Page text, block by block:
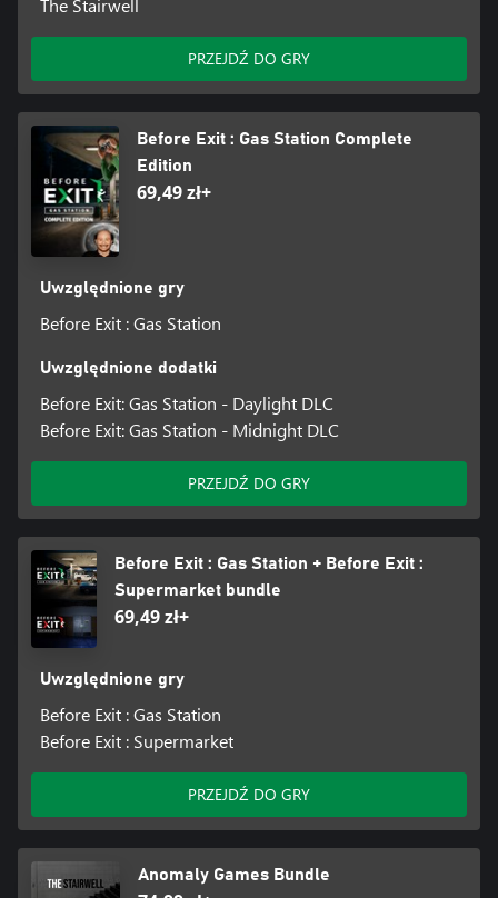
The Stairwell
PRZEJDŹ DO GRY
Before Exit : Gas Station Complete
Edition
69,49 zł+
Uwzględnione gry
Before Exit : Gas Station
Uwzględnione dodatki
Before Exit: Gas Station - Daylight DLC
Before Exit: Gas Station - Midnight DLC
PRZEJDŹ DO GRY
Before Exit : Gas Station + Before Exit :
Supermarket bundle
69,49 zł+
Uwzględnione gry
Before Exit : Gas Station
Before Exit : Supermarket
PRZEJDŹ DO GRY
Anomaly Games Bundle